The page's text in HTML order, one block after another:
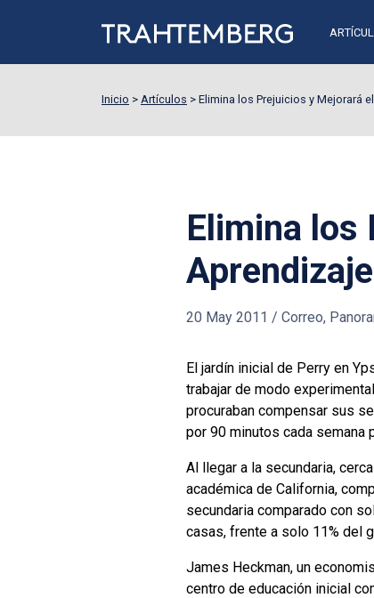
Inicio > Artículos > Elimina los Prejuicios y Mejorará
Elimina los
Aprendizaje
20 May 2011 / Correo,
El jardín inicial de Perry en
trabajar de modo
procuraban compensar sus
por 90 minutos cada semana
Al llegar a la secundaria,
académica de California,
secundaria comparado con
casas, frente a solo 11% del
James Heckman, un
centro de educación inicial